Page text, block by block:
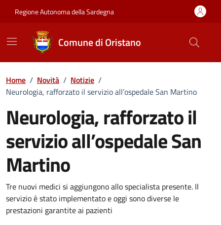
Regione Autonoma della Sardegna
Comune di Oristano
Home / Novità / Notizie /
Neurologia, rafforzato il servizio all’ospedale San Martino
Neurologia, rafforzato il
servizio all’ospedale San
Martino
Dettagli della notizia
Tre nuovi medici si aggiungono allo specialista presente. Il
servizio è stato implementato e oggi sono diverse le
prestazioni garantite ai pazienti